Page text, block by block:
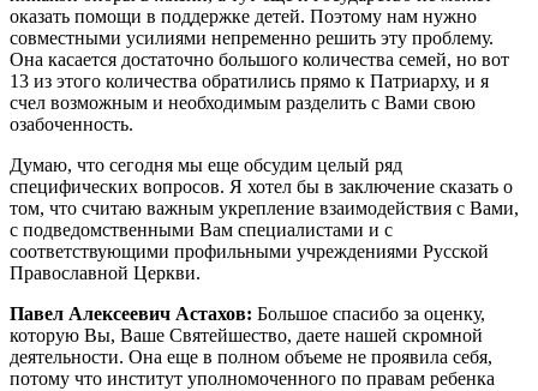
оказать помощи в поддержке детей. Поэтому нам нужно
совместными усилиями непременно решить эту проблему.
Она касается достаточно большого количества семей, но вот
13 из этого количества обратились прямо к Патриарху, и я
счел возможным и необходимым разделить с Вами свою
озабоченность.
Думаю, что сегодня мы еще обсудим целый ряд
специфических вопросов. Я хотел бы в заключение сказать о
том, что считаю важным укрепление взаимодействия с Вами,
с подведомственными Вам специалистами и с
соответствующими профильными учреждениями Русской
Православной Церкви.
Павел Алексеевич Астахов: Большое спасибо за оценку,
которую Вы, Ваше Святейшество, даете нашей скромной
деятельности. Она еще в полном объеме не проявила себя,
потому что институт уполномоченного по правам ребенка